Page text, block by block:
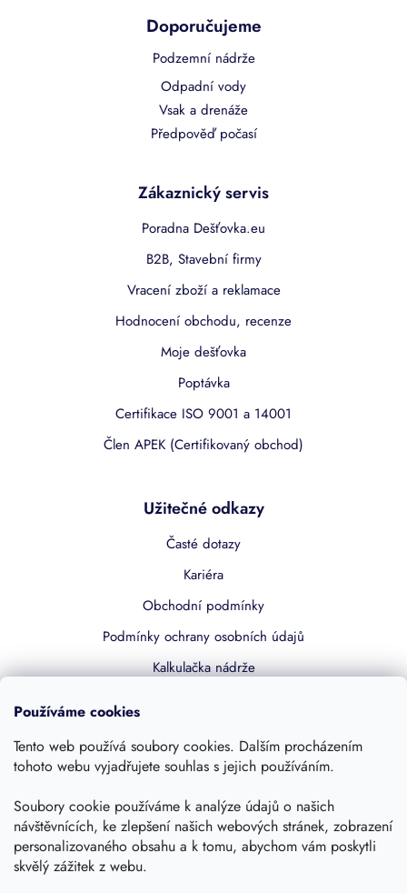
Používáme cookies
Tento web používá soubory cookies. Dalším procházením
tohoto webu vyjadřujete souhlas s jejich používáním.
Soubory cookie používáme k analýze údajů o našich
návštěvnících, ke zlepšení našich webových stránek, zobrazení
personalizovaného obsahu a k tomu, abychom vám poskytli
skvělý zážitek z webu.
Doporučujeme
Podzemní nádrže
Odpadní vody
Vsak a drenáže
Předpověď počasí
Zákaznický servis
Poradna Dešťovka.eu
B2B, Stavební firmy
Vracení zboží a reklamace
Hodnocení obchodu, recenze
Moje dešťovka
Poptávka
Certifikace ISO 9001 a 14001
Člen APEK (Certifikovaný obchod)
Užitečné odkazy
Časté dotazy
Kariéra
Obchodní podmínky
Podmínky ochrany osobních údajů
Kalkulačka nádrže
Kontakty
Sledujte nás